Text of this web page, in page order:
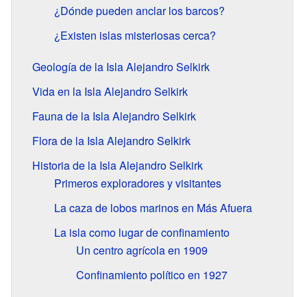
¿Dónde pueden anclar los barcos?
¿Existen islas misteriosas cerca?
Geología de la Isla Alejandro Selkirk
Vida en la Isla Alejandro Selkirk
Fauna de la Isla Alejandro Selkirk
Flora de la Isla Alejandro Selkirk
Historia de la Isla Alejandro Selkirk
Primeros exploradores y visitantes
La caza de lobos marinos en Más Afuera
La isla como lugar de confinamiento
Un centro agrícola en 1909
Confinamiento político en 1927